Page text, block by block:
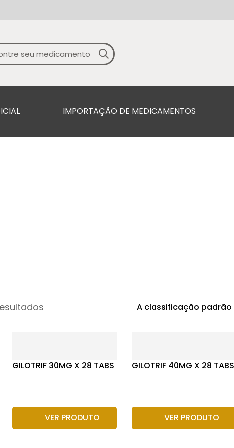
IMPORTAÇÃO DE MEDICAMENTOS
A classificação padrão
GILOTRIF 30MG X 28 TABS
VER PRODUTO
GILOTRIF 40MG X 28 TABS
VER PRODUTO